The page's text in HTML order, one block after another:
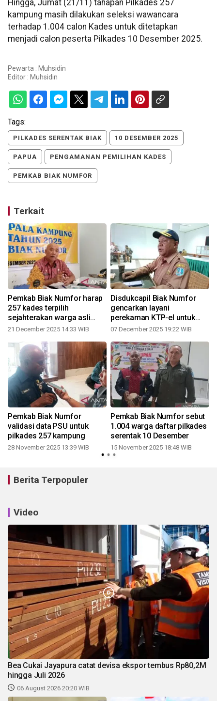
Hingga, Jumat (21/11) tahapan Pilkades 257
kampung masih dilakukan seleksi wawancara
terhadap 1.004 calon Kades untuk ditetapkan
menjadi calon peserta Pilkades 10 Desember 2025.
Pewarta : Muhsidin
Editor : Muhsidin
Tags:
PILKADES SERENTAK BIAK 10 DESEMBER 2025
PAPUA PENGAMANAN PEMILIHAN KADES
PEMKAB BIAK NUMFOR
Terkait
Pemkab Biak Numfor harap
257 kades terpilih
sejahterakan warga asli
Papua
21 December 2025 14:33 WIB
Disdukcapil Biak Numfor
gencarkan layani
perekaman KTP-el untuk
Pilkades serentak
07 December 2025 19:22 WIB
Pemkab Biak Numfor
validasi data PSU untuk
pilkades 257 kampung
28 November 2025 13:39 WIB
Pemkab Biak Numfor sebut
1.004 warga daftar pilkades
serentak 10 Desember
15 November 2025 18:48 WIB
Berita Terpopuler
Video
Bea Cukai Jayapura catat devisa ekspor tembus Rp80,2M
hingga Juli 2026
06 August 2026 20:20 WIB